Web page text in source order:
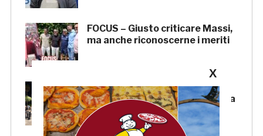
FOCUS – Giusto criticare Massi,
ma anche riconoscerne i meriti
Scacchi in piazza: giovedì 6
agosto appuntamento in piazza
Salvo D’Acquisto
X